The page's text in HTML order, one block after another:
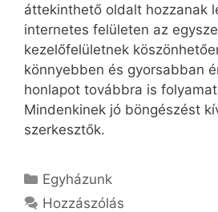
áttekinthető oldalt hozzanak
internetes felületen az
kezelőfelületnek
könnyebben és gyorsabban
honlapot továbbra is
Mindenkinek jó böngészést
szerkesztők.
Kategória
Egyházunk
Hozzászólás